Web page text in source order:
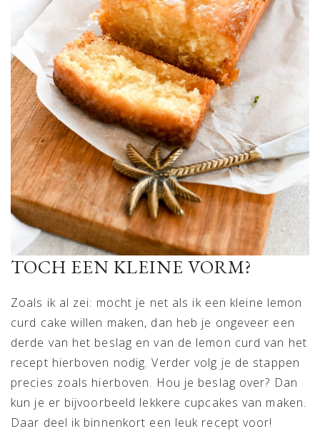
TOCH EEN KLEINE VORM?
Zoals ik al zei: mocht je net als ik een kleine lemon
curd cake willen maken, dan heb je ongeveer een
derde van het beslag en van de lemon curd van het
recept hierboven nodig. Verder volg je de stappen
precies zoals hierboven. Hou je beslag over? Dan
kun je er bijvoorbeeld lekkere cupcakes van maken.
Daar deel ik binnenkort een leuk recept voor!